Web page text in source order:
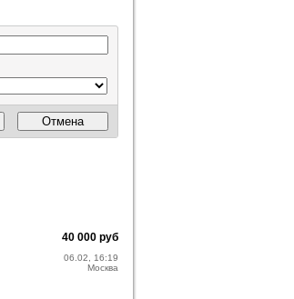
40 000 руб
06.02, 16:19
Москва